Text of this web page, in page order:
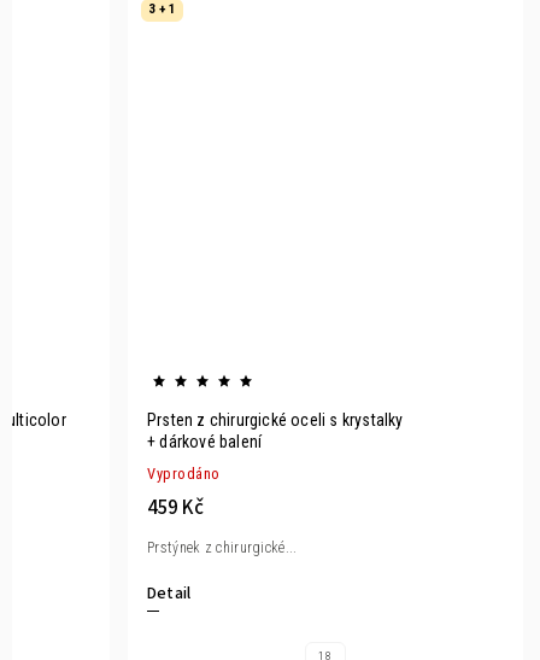
3 + 1
Prsten z chirurgické oceli s krystalky
+ dárkové balení
Vyprodáno
459 Kč
Detail
Prstýnek z chirurgické...
18